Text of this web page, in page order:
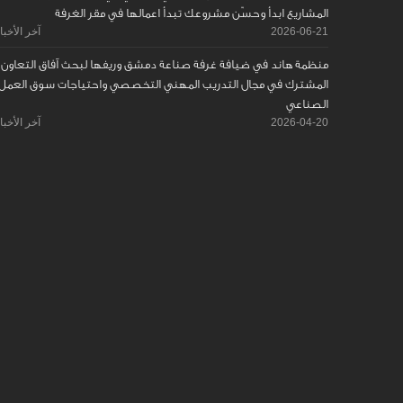
المشاريع ابدأ وحسّن مشروعك تبدأ اعمالها في مقر الغرفة
2026-06-21 آخر
منظمة هاند في ضيافة غرفة صناعة دمشق وريفها لبحث آفاق التعاون
المشترك في مجال التدريب المهني التخصصي واحتياجات سوق
الصناعي
2026-04-20 آخر